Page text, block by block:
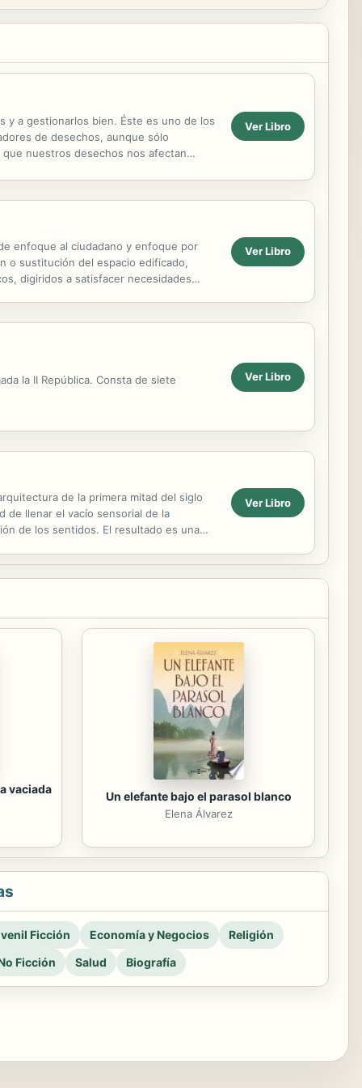
y a gestionarlos bien. Éste es uno de los
de desechos, aunque sólo
nuestros desechos nos afectan
Ver Libro
enfoque al ciudadano y enfoque por
o sustitución del espacio edificado,
digiridos a satisfacer necesidades
Ver Libro
la II República. Consta de siete Ver Libro
de la primera mitad del siglo
de llenar el vacío sensorial de la
de los sentidos. El resultado es una
Ver Libro
vaciada
Un elefante bajo el parasol blanco
Elena Álvarez
Ficción Economía y Negocios
Religión
Ficción
Salud Biografía